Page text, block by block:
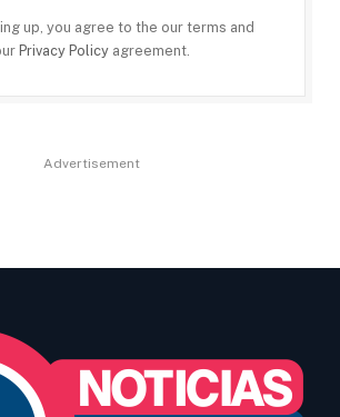
up, you agree to the our terms and
Privacy Policyagreement.
Advertisement